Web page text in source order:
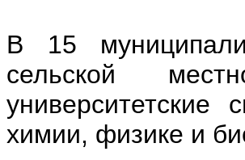
В 15
сельской
университетские
химии, физике и